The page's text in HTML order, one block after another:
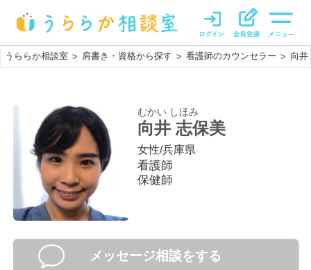
うららか相談室 > 肩書き・資格から探す > 看護師のカウンセラー > 向井
むかい しほみ
向井 志保美
女性/兵庫県
看護師
保健師
メッセージ相談をする